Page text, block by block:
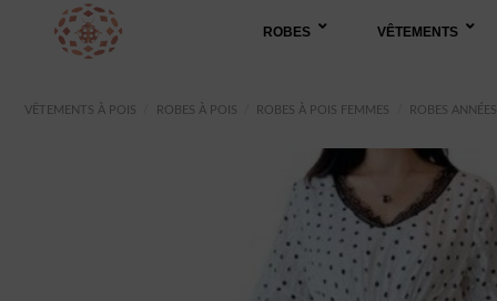
ROBES VÊTEMENTS
VÊTEMENTS À POIS ROBES À POIS ROBES À POIS FEMMES ROBES